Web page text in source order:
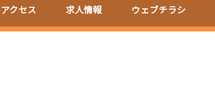
アクセス 求人情報 ウェブチラシ